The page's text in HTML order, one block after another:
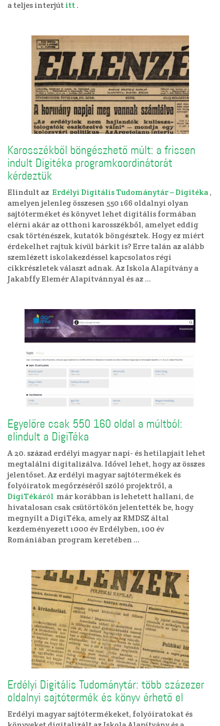
a teljes interjútitt.
Karosszékből böngészhető múlt: a frissen
indult Digitéka programkoordinátorát
kérdeztük
Elindult az Erdélyi Digitális Tudománytár – Digitéka,
amelyen jelenleg összesen 550 166 oldalnyi olyan
sajtóterméket és könyvet lehet digitális formában
elérni akár az otthoni karosszékből, amelyet eddig
csak történészek, kutatók böngésztek. Hogy ez miért
érdekelhet rajtuk kívül bárkit is? Erre talán az alább
szemlézett iskolakezdéssel kapcsolatos régi
cikkrészletek választ adnak. Az Iskola Alapítvány a
Jakabffy Elemér Alapítvánnyal és az …
Egyelőre csak 550 160 oldal a múltból:
elindult a DigiTéka
A 20. század erdélyi magyar napi- és hetilapjait lehet
megtalálni digitalizálva. Idővel lehet, hogy az összes
jelentőset. Az erdélyi magyar sajtótermékek és
folyóiratok megőrzéséről szóló projektről, a
DigiTékáról már korábban is lehetett hallani, de
hivatalosan csak csütörtökön jelentették be, hogy
megnyílt a DigiTéka, amely az RMDSZ által
kezdeményezett 1000 év Erdélyben, 100 év
Romániában program keretében …
Erdélyi Digitális Tudománytár: több százezer
oldalnyi sajtótermék és könyv érhető el
Erdélyi magyar sajtótermékeket, folyóiratokat és